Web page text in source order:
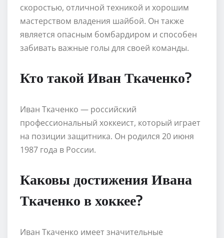
скоростью, отличной техникой и хорошим
мастерством владения шайбой. Он также
является опасным бомбардиром и способен
забивать важные голы для своей команды.
Кто такой Иван Ткаченко?
Иван Ткаченко — российский
профессиональный хоккеист, который играет
на позиции защитника. Он родился 20 июня
1987 года в России.
Каковы достижения Ивана
Ткаченко в хоккее?
Иван Ткаченко имеет значительные